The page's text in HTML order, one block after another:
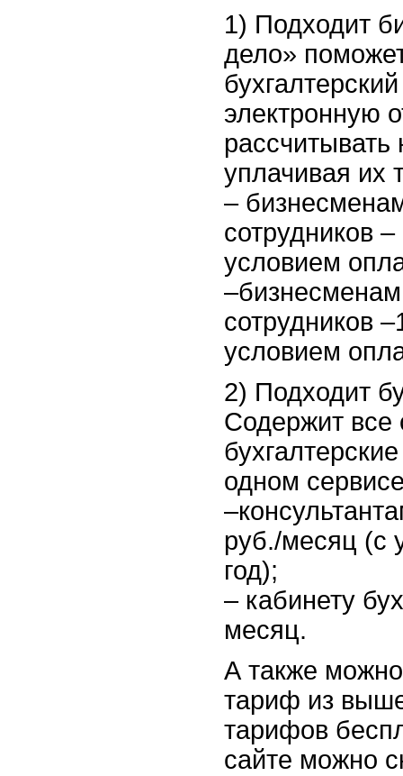
1) Подходит
дело»
электронную
рассчитывать
уплачивая их
–
сотрудников
условием
сотрудников
условием
2) Подходит
Содержит
одном
руб./месяц (с
год);
– кабинету
месяц.
А также
тариф из
тарифов
сайте можно